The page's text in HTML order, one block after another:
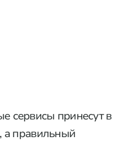
сервисы принесут в
а правильный